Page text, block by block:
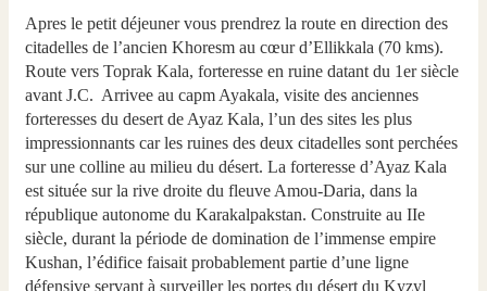
Apres le petit déjeuner vous prendrez la route en direction des
citadelles de l’ancien Khoresm au cœur d’Ellikkala (70 kms).
Route vers Toprak Kala, forteresse en ruine datant du 1er siècle
avant J.C. Arrivee au capm Ayakala, visite des anciennes
forteresses du desert de Ayaz Kala, l’un des sites les plus
impressionnants car les ruines des deux citadelles sont perchées
sur une colline au milieu du désert. La forteresse d’Ayaz Kala
est située sur la rive droite du fleuve Amou-Daria, dans la
république autonome du Karakalpakstan. Construite au IIe
siècle, durant la période de domination de l’immense empire
Kushan, l’édifice faisait probablement partie d’une ligne
défensive servant à surveiller les portes du désert du Kyzyl